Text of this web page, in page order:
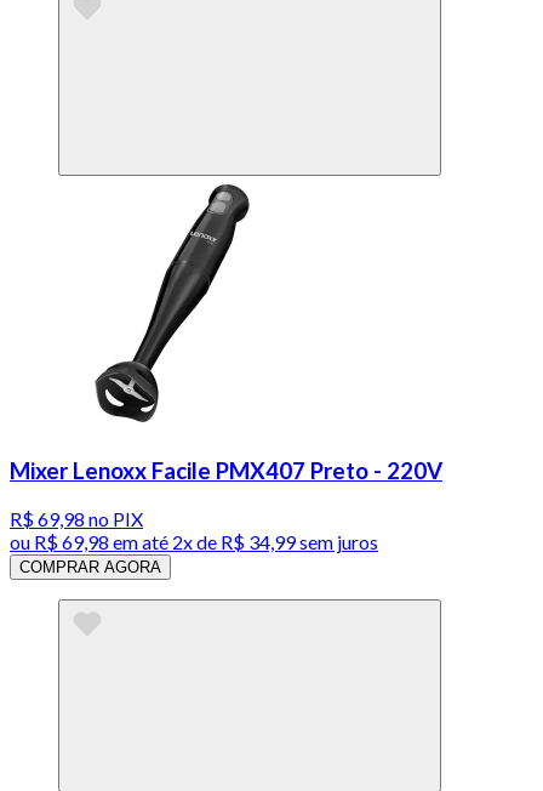
Mixer Lenoxx Facile PMX407 Preto - 220V
R$ 69,98 no PIX
ou R$ 69,98 em até 2x de R$ 34,99 sem juros
COMPRAR AGORA